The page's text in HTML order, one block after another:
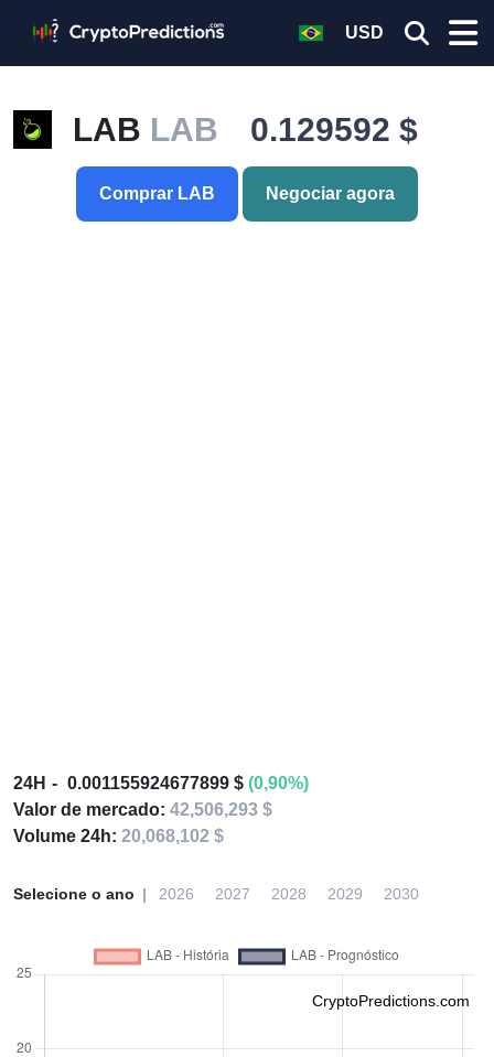
USD
LAB LAB 0.129592 $
Comprar LAB Negociar agora
24H 0.001155924677899 $ (0,90%)
Valor de mercado: 42,506,293 $
Volume 24h: 20,068,102 $
Selecione o ano 2026 2027 2028 2029 2030
CryptoPredictions.com